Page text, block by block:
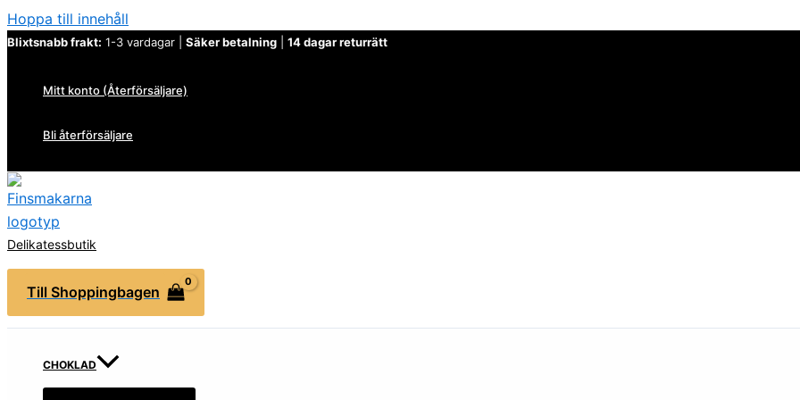
Hoppa till innehåll
Blixtsnabb frakt: 1-3 vardagar | Säker betalning 14 dagar returrätt
Mitt konto (Återförsäljare)
Bli återförsäljare
Delikatessbutik
Till Shoppingbagen
CHOKLAD